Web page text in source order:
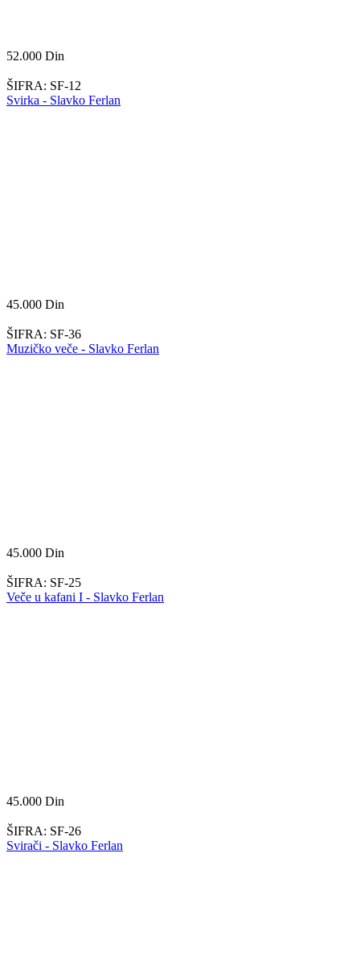
52.000 Din
ŠIFRA: SF-12
Svirka - Slavko Ferlan
45.000 Din
ŠIFRA: SF-36
Muzičko veče - Slavko Ferlan
45.000 Din
ŠIFRA: SF-25
Veče u kafani I - Slavko Ferlan
45.000 Din
ŠIFRA: SF-26
Svirači - Slavko Ferlan